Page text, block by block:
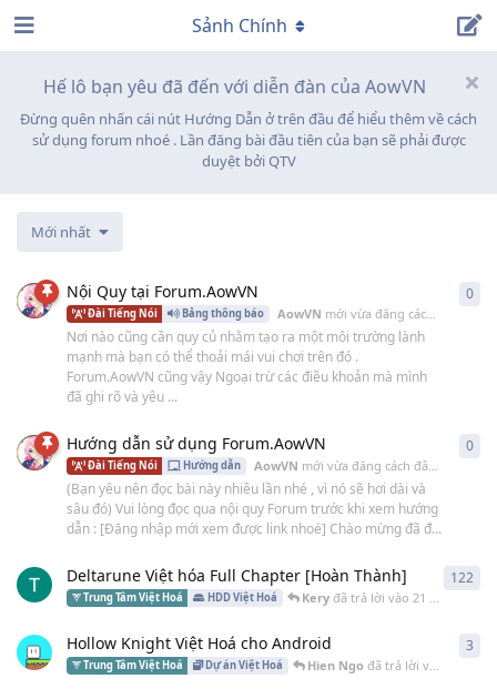
Hế lô bạn yêu đã đến với diễn đàn của AowVN
Đừng quên nhấn cái nút Hướng Dẫn ở trên đầu để hiểu thêm về cách
sử dụng forum nhoé . Lần đăng bài đầu tiên của bạn sẽ phải được
duyệt bởi QTV
Sảnh Chính
Mới nhất
Nội Quy tại Forum.AowVN
Đài Tiếng Nói Bảng thông báo AowVN mới vừa đăng cách đây
Nơi nào cũng cần quy củ nhằm tạo ra một môi trường lành
mạnh mà bạn có thể thoải mái vui chơi trên đó .
Forum.AowVN cũng vậy Ngoại trừ các điều khoản mà mình
đã ghi rõ và yêu ...
0
Hướng dẫn sử dụng Forum.AowVN
Đài Tiếng Nói Hướng dẫn AowVN mới vừa đăng cách đây
(Bạn yêu nên đọc bài này nhiều lần nhé , vì nó sẽ hơi dài và
sâu đó) Vui lòng đọc qua nội quy Forum trước khi xem hướng
dẫn : [Đăng nhập mới xem được link nhoé] Chào mừng đã đ...
0
Deltarune Việt hóa Full Chapter [Hoàn Thành]
Trung Tâm Việt Hoá HDD Việt Hoá Keryđã trả lời vào 21 giờ trước
122
Hollow Knight Việt Hoá cho Android
Trung Tâm Việt Hoá Dự án Việt Hoá Hien Ngo đã trả lời vào
3